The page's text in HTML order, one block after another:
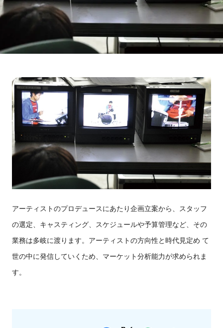
アーティストのプロデュースにあたり企画立案から、スタッフ
の選定、キャスティング、スケジュールや予算管理など、その
業務は多岐に渡ります。アーティストの方向性と時代見定め て
世の中に発信していくため、マーケット分析能力が求められま
す。